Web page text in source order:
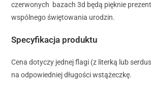
czerwonych bazach 3d będą pięknie
wspólnego świętowania urodzin.
Specyfikacja produktu
Cena dotyczy jednej flagi (z literką lub
na odpowiedniej długości wstążeczkę.